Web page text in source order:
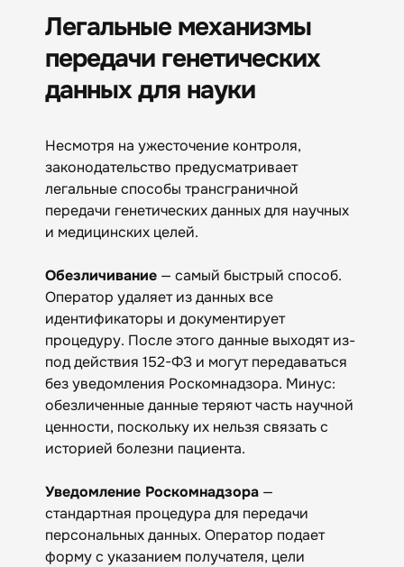
Легальные механизмы
передачи генетических
данных для науки
Несмотря на ужесточение контроля,
законодательство предусматривает
легальные способы трансграничной
передачи генетических данных для научных
и медицинских целей.
Обезличивание — самый быстрый способ.
Оператор удаляет из данных все
идентификаторы и документирует
процедуру. После этого данные выходят из-
под действия 152-ФЗ и могут передаваться
без уведомления Роскомнадзора. Минус:
обезличенные данные теряют часть научной
ценности, поскольку их нельзя связать с
историей болезни пациента.
Уведомление Роскомнадзора —
стандартная процедура для передачи
персональных данных. Оператор подает
форму с указанием получателя, цели